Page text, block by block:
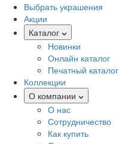
Выбрать украшения
Акции
Каталог
Новинки
Онлайн каталог
Печатный каталог
Коллекции
О компании
О нас
Сотрудничество
Как купить